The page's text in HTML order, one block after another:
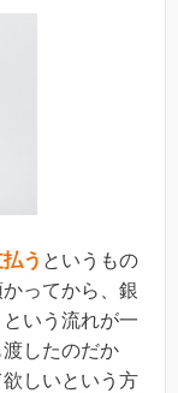
う というもの
ってから、銀
いう流れが一
したのだか
しいという方